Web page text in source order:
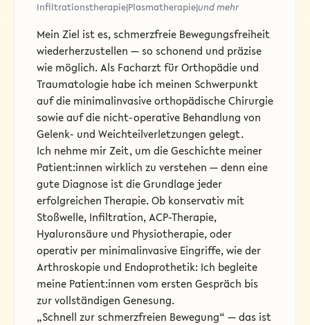
Infiltrationstherapie|Plasmatherapie|und mehr
Mein Ziel ist es, schmerzfreie Bewegungsfreiheit
wiederherzustellen — so schonend und präzise
wie möglich. Als Facharzt für Orthopädie und
Traumatologie habe ich meinen Schwerpunkt
auf die minimalinvasive orthopädische Chirurgie
sowie auf die nicht-operative Behandlung von
Gelenk- und Weichteilverletzungen gelegt.
Ich nehme mir Zeit, um die Geschichte meiner
Patient:innen wirklich zu verstehen — denn eine
gute Diagnose ist die Grundlage jeder
erfolgreichen Therapie. Ob konservativ mit
Stoßwelle, Infiltration, ACP-Therapie,
Hyaluronsäure und Physiotherapie, oder
operativ per minimalinvasive Eingriffe, wie der
Arthroskopie und Endoprothetik: Ich begleite
meine Patient:innen vom ersten Gespräch bis
zur vollständigen Genesung.
„Schnell zur schmerzfreien Bewegung“ — das ist